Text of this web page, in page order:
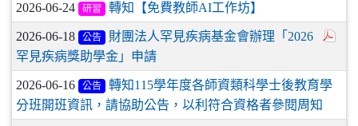
2026-06-24 研習 轉知【免費教師AI工作坊】
2026-06-18 公告
財團法人罕見疾病基金會辦理「2026
罕見疾病獎助學金」申請
2026-06-16 公告
轉知115學年度各師資類科學士後教育學
分班開班資訊，請協助公告，以利符合資格者參閱周知